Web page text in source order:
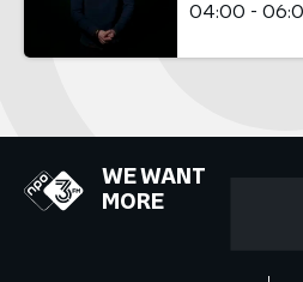
04:00 -
WE WANT
MORE